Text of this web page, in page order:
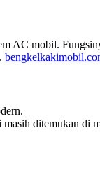
AC mobil.
masih ditemukan di